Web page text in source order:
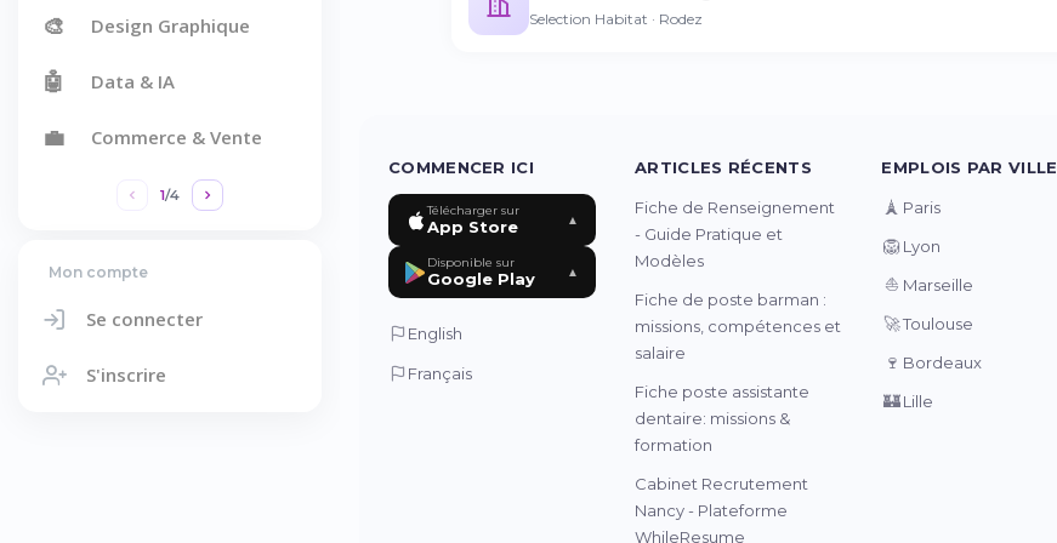
🎨 Design Graphique
🤖 Data & IA
💼 Commerce & Vente
1/4
Mon compte
Se connecter
S'inscrire
Selection Habitat · Rodez
COMMENCER ICI
Télécharger sur
App Store ▲
Disponible sur
Google Play ▲
English
Français
ARTICLES RÉCENTS
Fiche de Renseignement
- Guide Pratique et
Modèles
Fiche de poste barman :
missions, compétences et
salaire
Fiche poste assistante
dentaire: missions &
formation
Cabinet Recrutement
Nancy - Plateforme
WhileResume
EMPLOIS PAR VILLE
🗼 Paris
🦁 Lyon
⛵ Marseille
🚀Toulouse
🍷 Bordeaux
🏰Lille